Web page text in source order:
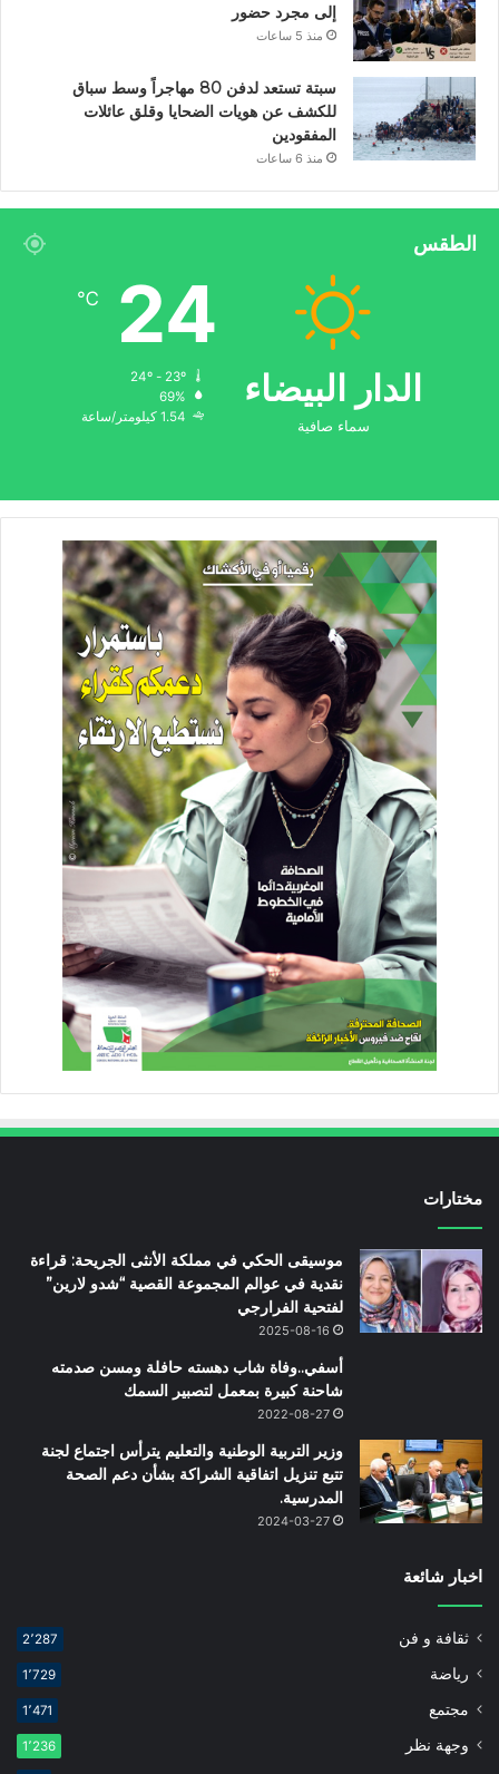
إلى مجرد حضور
منذ 5 ساعات
سبتة تستعد لدفن 80 مهاجراً وسط سباق
للكشف عن هويات الضحايا وقلق عائلات
المفقودين
منذ 6 ساعات
الطقس
الدار البيضاء
سماء صافية
24
℃
69%
1.54 كيلومتر/ساعة
مختارات
ﻣﻮﺳﻴﻘﻰ ﺍﻟﺤﻜﻲ ﻓﻲ ﻣﻤﻠﻜﺔ ﺍﻷﻧﺜﻰ ﺍﻟﺠﺮﻳﺤﺔ: ﻗﺮﺍﺀﺓ
ﻧﻘﺪﻳﺔ ﻓﻲ ﻋﻮﺍﻟﻢ ﺍﻟﻤﺠﻤﻮﻋﺔ ﺍﻟﻘﺼﻴﺔ “شدو لارين”
لفتحية ﺍﻟﻔﺮﺍﺭﺟﻲ
2025-08-16
أسفي..وفاة شاب دهسته حافلة ومسن صدمته
شاحنة كبيرة بمعمل لتصبير السمك
2022-08-27
وزير التربية الوطنية والتعليم يترأس اجتماع لجنة
تتبع تنزيل اتفاقية الشراكة بشأن دعم الصحة
المدرسية.
2024-03-27
اخبار شائعة
ثقافة و فن 2٬287
رياضة 1٬729
مجتمع 1٬471
وجهة نظر 1٬236